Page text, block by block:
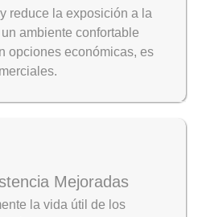
reduce la exposición a la
ambiente confortable
opciones económicas, es
Mejoradas
la vida útil de los